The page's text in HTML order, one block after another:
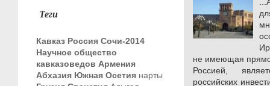
Теги
Кавказ Россия Сочи-2014
Научное общество
кавказоведов Армения
Абхазия Южная Осетия нарты
не имеющая
Россией,
российских